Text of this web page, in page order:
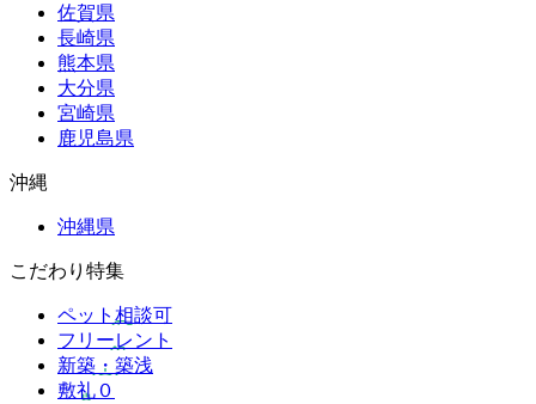
佐賀県
長崎県
熊本県
大分県
宮崎県
鹿児島県
沖縄
沖縄県
こだわり特集
ペット相談可
フリーレント
新築・築浅
敷礼０